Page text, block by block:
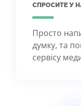
СПРОСИТЕ У
Просто
думку, та
сервісу